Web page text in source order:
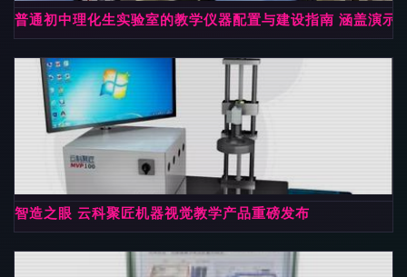
普通初中理化生实验室的教学仪器配置与建设指南 涵盖演示
智造之眼 云科聚匠机器视觉教学产品重磅发布